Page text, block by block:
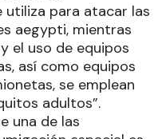
utiliza para atacar las
aegypti, mientras
el uso de equipos
así como equipos
se emplean
adultos”.
una de las